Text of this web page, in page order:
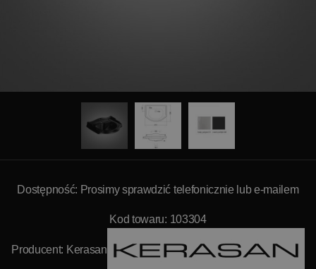
Dostępność: Prosimy sprawdzić telefonicznie lub e-mailem
Kod towaru: 103304
Producent: Kerasan